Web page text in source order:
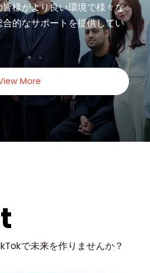
様がより良い環境で様々な
合的なサポートを提供してい
More
で未来を作りませんか？